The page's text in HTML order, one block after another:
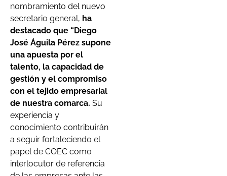
nombramiento del nuevo
secretario general, ha
destacado que “Diego
José Águila Pérez supone
una apuesta por el
talento, la capacidad de
gestión y el compromiso
con el tejido empresarial
de nuestra comarca. Su
experiencia y
conocimiento contribuirán
a seguir fortaleciendo el
papel de COEC como
interlocutor de referencia